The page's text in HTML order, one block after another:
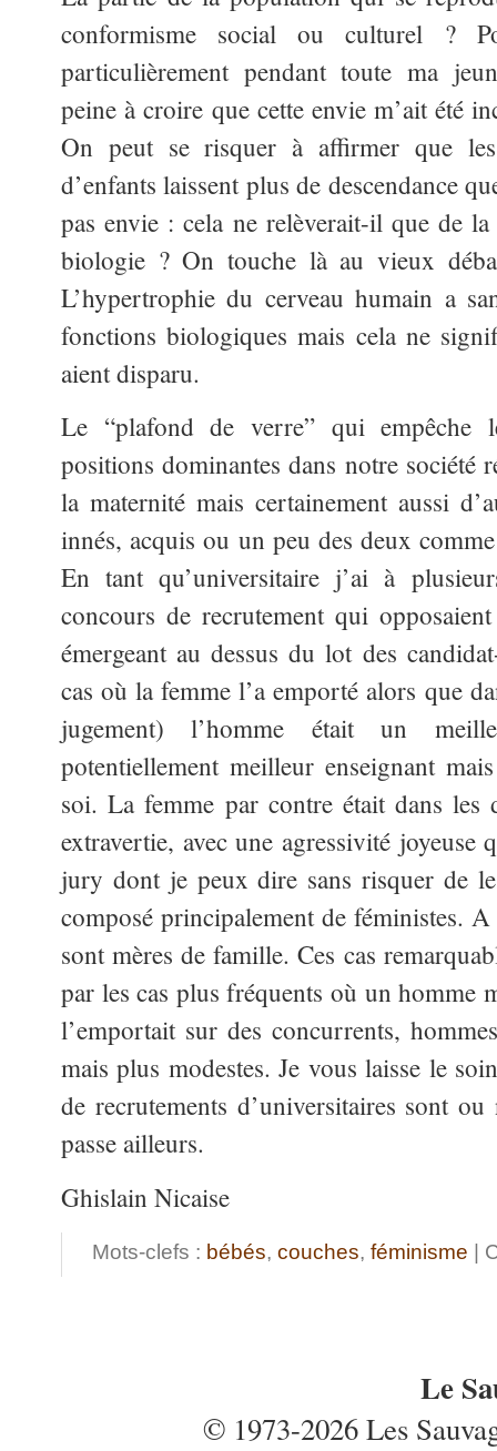
conformisme social ou culturel ?
particulièrement pendant toute ma
peine à croire que cette envie m’ait été
On peut se risquer à affirmer que
d’enfants laissent plus de descendance
pas envie : cela ne relèverait-il que de
biologie ? On touche là au vieux
L’hypertrophie du cerveau humain a
fonctions biologiques mais cela ne
aient disparu.
Le “plafond de verre” qui empêche
positions dominantes dans notre société
la maternité mais certainement aussi
innés, acquis ou un peu des deux
En tant qu’universitaire j’ai à
concours de recrutement qui
émergeant au dessus du lot des
cas où la femme l’a emporté alors que
jugement) l’homme était un
potentiellement meilleur enseignant
soi. La femme par contre était dans les
extravertie, avec une agressivité joyeuse
jury dont je peux dire sans risquer de
composé principalement de féministes.
sont mères de famille. Ces cas
par les cas plus fréquents où un homme
l’emportait sur des concurrents,
mais plus modestes. Je vous laisse le
de recrutements d’universitaires sont
passe ailleurs.
Ghislain Nicaise
Mots-clefs : bébés, couches, féminisme |
Le
© 1973-2026 Les